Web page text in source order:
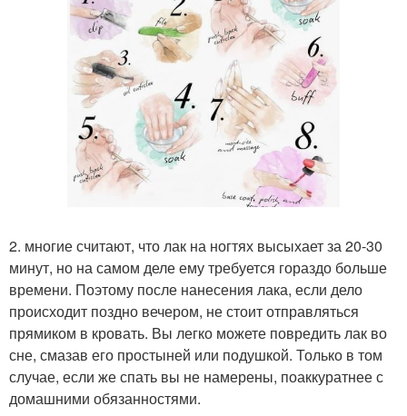
2. многие считают, что лак на ногтях высыхает за 20-30
минут, но на самом деле ему требуется гораздо больше
времени. Поэтому после нанесения лака, если дело
происходит поздно вечером, не стоит отправляться
прямиком в кровать. Вы легко можете повредить лак во
сне, смазав его простыней или подушкой. Только в том
случае, если же спать вы не намерены, поаккуратнее с
домашними обязанностями.